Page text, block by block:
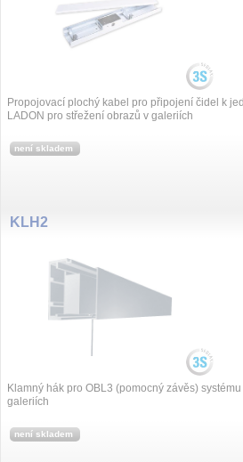
Propojovací plochý kabel pro připojení čidel k
LADON pro střežení obrazů v galeriích
není skladem
KLH2
Klamný hák pro OBL3 (pomocný závěs)
galeriích
není skladem